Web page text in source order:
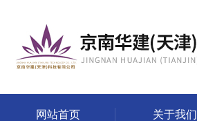
网站首页 关于我们